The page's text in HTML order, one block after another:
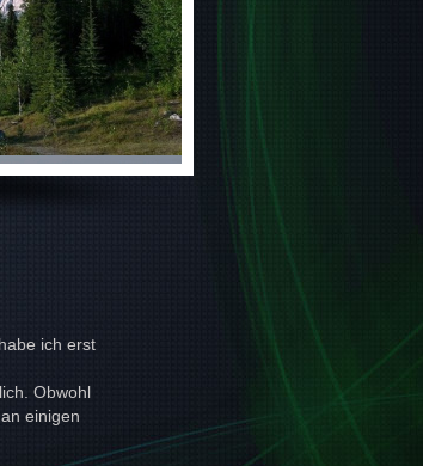
ich erst
Obwohl
einigen